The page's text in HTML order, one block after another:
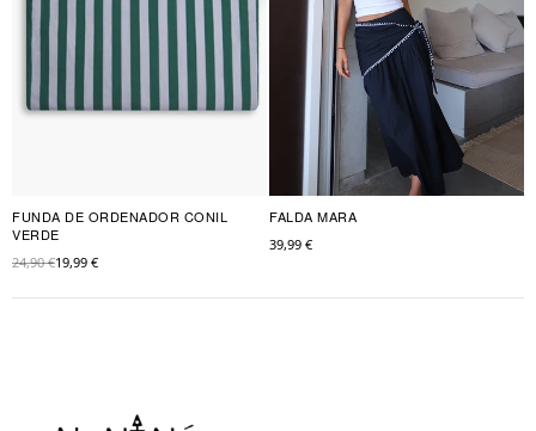
FUNDA DE ORDENADOR CONIL
VERDE
24,90 €19,99 €
FALDA MARA
39,99 €